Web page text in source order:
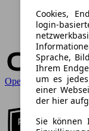
Cookies,
login-
Sprache,
Ihrem
um es
einer
der hier
Sie können
Opel